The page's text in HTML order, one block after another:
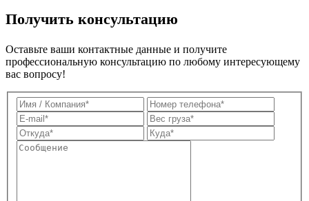
Получить консультацию
Оставьте ваши контактные данные и получите
профессиональную консультацию по любому интересующему
вас вопросу!